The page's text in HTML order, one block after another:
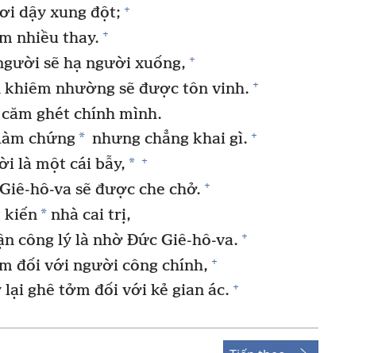
dậy xung đột; +
nhiều thay. +
sẽ hạ người xuống, +
nhường sẽ được tôn vinh. +
ghét chính mình.
chứng* nhưng chẳng khai gì. +
là một cái bẫy, * +
hô-va sẽ được che chở. +
kiến*nhà cai trị,
công lý là nhờ Đức Giê-hô-va. +
đối với người công chính, +
ghê tởm đối với kẻ gian ác. +